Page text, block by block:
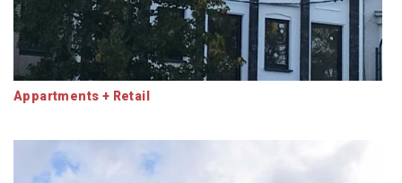
Appartments + Retail